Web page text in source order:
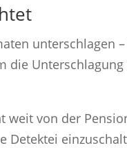
unterschlagen
die
von der